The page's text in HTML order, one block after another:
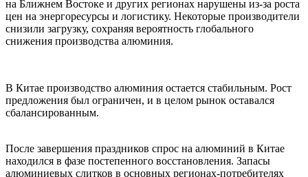
на Ближнем Востоке и других регионах нарушены из-за роста
цен на энергоресурсы и логистику. Некоторые производители
снизили загрузку, сохраняя вероятность глобального
снижения производства алюминия.
В Китае производство алюминия остается стабильным. Рост
предложения был ограничен, и в целом рынок оставался
сбалансированным.
После завершения праздников спрос на алюминий в Китае
находился в фазе постепенного восстановления. Запасы
алюминиевых слитков в основных регионах-потребителях